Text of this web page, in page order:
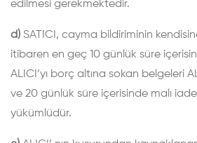
edilmesi gerekmektedir.
d) SATICI, cayma bildiriminin
itibaren en geç 10 günlük süre
ALICI’yı borç altına sokan belgeleri
ve 20 günlük süre içerisinde malı
yükümlüdür.